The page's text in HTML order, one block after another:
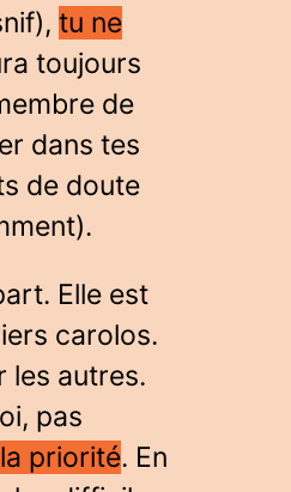
tu ne
toujours
de
dans tes
de doute
Elle est
carolos.
les autres.
pas
priorité. En